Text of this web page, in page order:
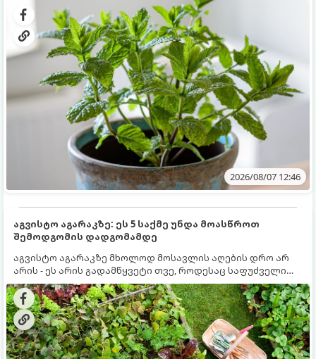
სწრაფად ვრცელდება და სხვა მცენარეებს ავიწროებს.
2026/08/07 12:46
აგვისტო აგარაკზე: ეს 5 საქმე უნდა მოასწროთ
შემოდგომის დადგომამდე
აგვისტო აგარაკზე მხოლოდ მოსავლის აღების დრო არ
არის - ეს არის გადამწყვეტი თვე, როდესაც საფუძველი
ეყრება მომავალი წლის მოსავალს და ბაღი მზადდება
შემოდგომა-ზამთრის სეზონისთვის. იმისათვის, რომ
ნიადაგმა ენერგია აღიდგინოს, ხოლო მცენარეებმა
ზამთარს გაუძლონ, აგვისტოს ბოლომდე 5
მნიშვნელოვანი საქმის გაკეთება უნდა მოასწროთ: